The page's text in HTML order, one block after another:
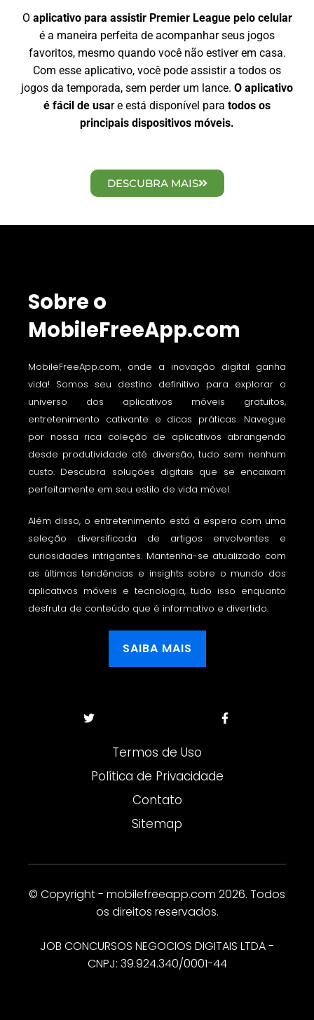
O aplicativo para assistir Premier League pelo celular
é a maneira perfeita de acompanhar seus jogos
favoritos, mesmo quando você não estiver em casa.
Com esse aplicativo, você pode assistir a todos os
jogos da temporada, sem perder um lance. O aplicativo
é fácil de usar e está disponível para todos os
principais dispositivos móveis.
DESCUBRA MAIS
Sobre o
MobileFreeApp.com
MobileFreeApp.com, onde a inovação digital ganha
vida! Somos seu destino definitivo para explorar o
universo dos aplicativos móveis gratuitos,
entretenimento cativante e dicas práticas. Navegue
por nossa rica coleção de aplicativos abrangendo
desde produtividade até diversão, tudo sem nenhum
custo. Descubra soluções digitais que se encaixam
perfeitamente em seu estilo de vida móvel.
Além disso, o entretenimento está à espera com uma
seleção diversificada de artigos envolventes e
curiosidades intrigantes. Mantenha-se atualizado com
as últimas tendências e insights sobre o mundo dos
aplicativos móveis e tecnologia, tudo isso enquanto
desfruta de conteúdo que é informativo e divertido.
SAIBA MAIS
Termos de Uso
Política de Privacidade
Contato
Sitemap
© Copyright - mobilefreeapp.com 2026. Todos
os direitos reservados.
JOB CONCURSOS NEGOCIOS DIGITAIS LTDA -
CNPJ: 39.924.340/0001-44